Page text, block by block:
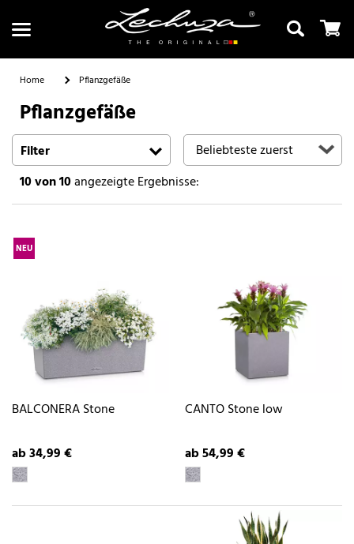
Suchen
Home Pflanzgefäße
Pflanzgefäße
Filter
10von 10angezeigte Ergebnisse:
NEU
BALCONERA Stone
ab 34,99 €
CANTO Stone low
ab 54,99 €